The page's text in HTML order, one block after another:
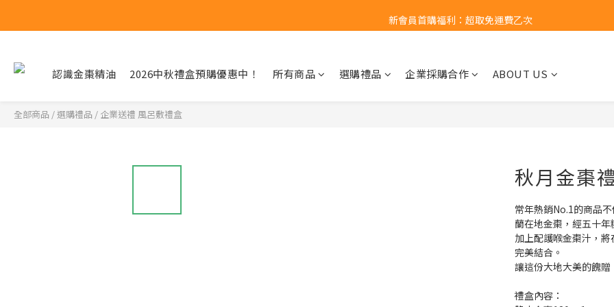
新會員首購福利：超取免運費乙次
新會員首購福利：超取免運費乙次
新會員首購福利：超取免運費乙次
認識金棗精油 2026中秋禮盒預購優惠中！ 所有商品 選購禮品 企業採購合作 ABOUT US
全部商品 /選購禮品 / 企業送禮 風呂敷禮盒
秋月金棗
常年熱銷No.1的商品
蘭在地金棗，經五十
加上配護喉金棗汁，
完美結合。
讓這份大地大美的餽
禮盒內容：